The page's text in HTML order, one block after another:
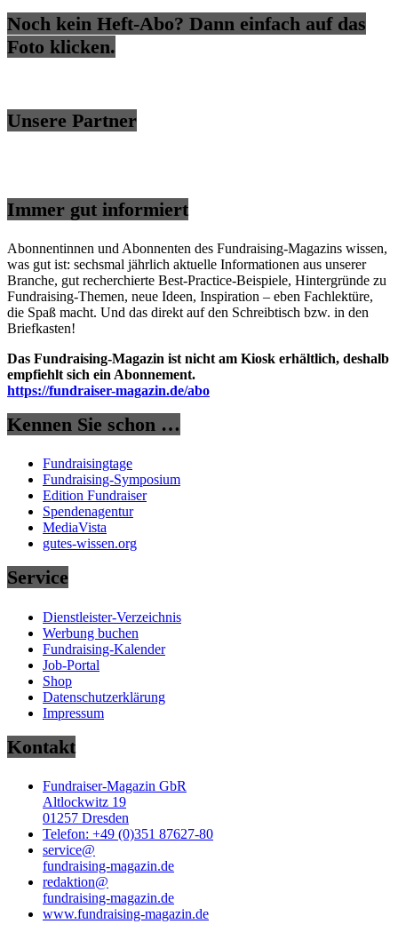
Noch kein Heft-Abo? Dann einfach auf das
Foto klicken.
Unsere Partner
Immer gut informiert
Abonnentinnen und Abonnenten des Fundraising-Magazins wissen,
was gut ist: sechsmal jährlich aktuelle Informationen aus unserer
Branche, gut recherchierte Best-Practice-Beispiele, Hintergründe zu
Fundraising-Themen, neue Ideen, Inspiration – eben Fachlektüre,
die Spaß macht. Und das direkt auf den Schreibtisch bzw. in den
Briefkasten!
Das Fundraising-Magazin ist nicht am Kiosk erhältlich, deshalb
empfiehlt sich ein Abonnement.
https://fundraiser-magazin.de/abo
Kennen Sie schon …
Fundraisingtage
Fundraising-Symposium
Edition Fundraiser
Spendenagentur
MediaVista
gutes-wissen.org
Service
Dienstleister-Verzeichnis
Werbung buchen
Fundraising-Kalender
Job-Portal
Shop
Datenschutzerklärung
Impressum
Kontakt
Fundraiser-Magazin GbR
Altlockwitz 19
01257 Dresden
Telefon: +49 (0)351 87627-80
service@
fundraising-magazin.de
redaktion@
fundraising-magazin.de
www.fundraising-magazin.de